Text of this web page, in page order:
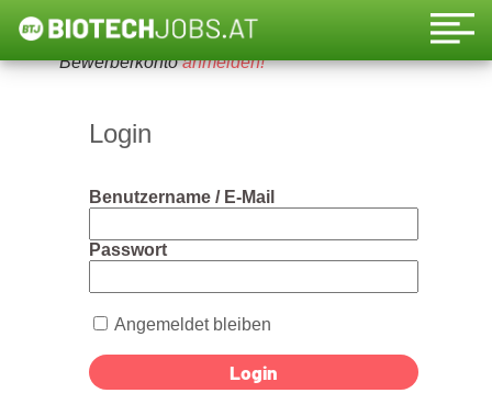
Um diese Funktion nutzen zu können, bitte ein
Bewerberkontoanmelden!
Login
Benutzername / E-Mail
Passwort
Angemeldet bleiben